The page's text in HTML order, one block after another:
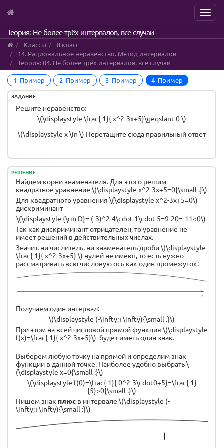
Skip
to
main
content
Menu
Теория: Не более трёх интервалов, все случаи
Классы
8 класс
14. Рациональное неравенство. Метод интервалов
Теория: 04. Не более трёх интервалов, все случаи
1 Пример 2 Пример 3 Пример 4 Пример
ЗАДАНИЕ
Решите неравенство:
\(\displaystyle \frac{ 1}{ x^2-3x+5}\geqslant 0 \)
\(\displaystyle x \in \) Перетащите сюда правильный ответ
РЕШЕНИЕ
Найдем корни знаменателя. Для этого решим
квадратное уравнение \(\displaystyle x^2-3x+5=0{\small .}\)
Для квадратного уравнения \(\displaystyle x^2-3x+5=0\)
дискриминант
\(\displaystyle {\rm D}= (-3)^2-4\cdot 1\cdot 5=9-20=-11<0\)
Так как дискриминант отрицателен, то уравнение не
имеет решений в действительных числах.
Значит, ни числитель, ни знаменатель дроби \(\displaystyle
\frac{ 1}{ x^2-3x+5} \) нулей не имеют, то есть нужно
рассматривать всю числовую ось как один промежуток:
Получаем один интервал:
\(\displaystyle (-\infty;+\infty){\small .}\)
При этом на всей числовой прямой функция \(\displaystyle
f(x)=\frac{ 1}{ x^2-3x+5}\) будет иметь один знак.
Выберем любую точку на прямой и определим знак
функции в данной точке. Наиболее удобно выбрать \
(\displaystyle x=0{\small :}\)
\(\displaystyle f(0)=\frac{ 1}{ 0^2-3\cdot0+5}=\frac{ 1}
{5}>0{\small .}\)
Пишем знак плюс в интервале \(\displaystyle (-
\infty;+\infty){\small :}\)